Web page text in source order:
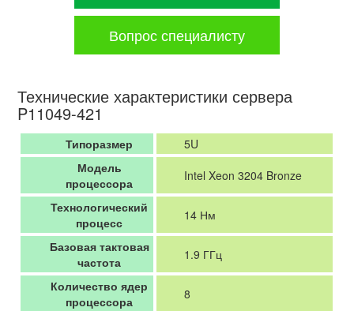
Вопрос специалисту
Технические характеристики сервера
P11049-421
Типоразмер
5U
Модель
процессора
Intel Xeon 3204 Bronze
Технологический
процесс
14 Нм
Базовая тактовая
частота
1.9 ГГц
Количество ядер
процессора
8